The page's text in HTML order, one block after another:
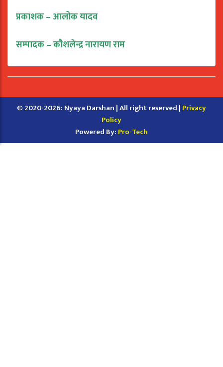
प्रकाशक – आलोक यादव
सम्पादक – कौशलेन्द्र नारायण राम
© 2020-2026: Nyaya Darshan | All right reserved | Privacy
Policy
Powered By: Pro-Tech